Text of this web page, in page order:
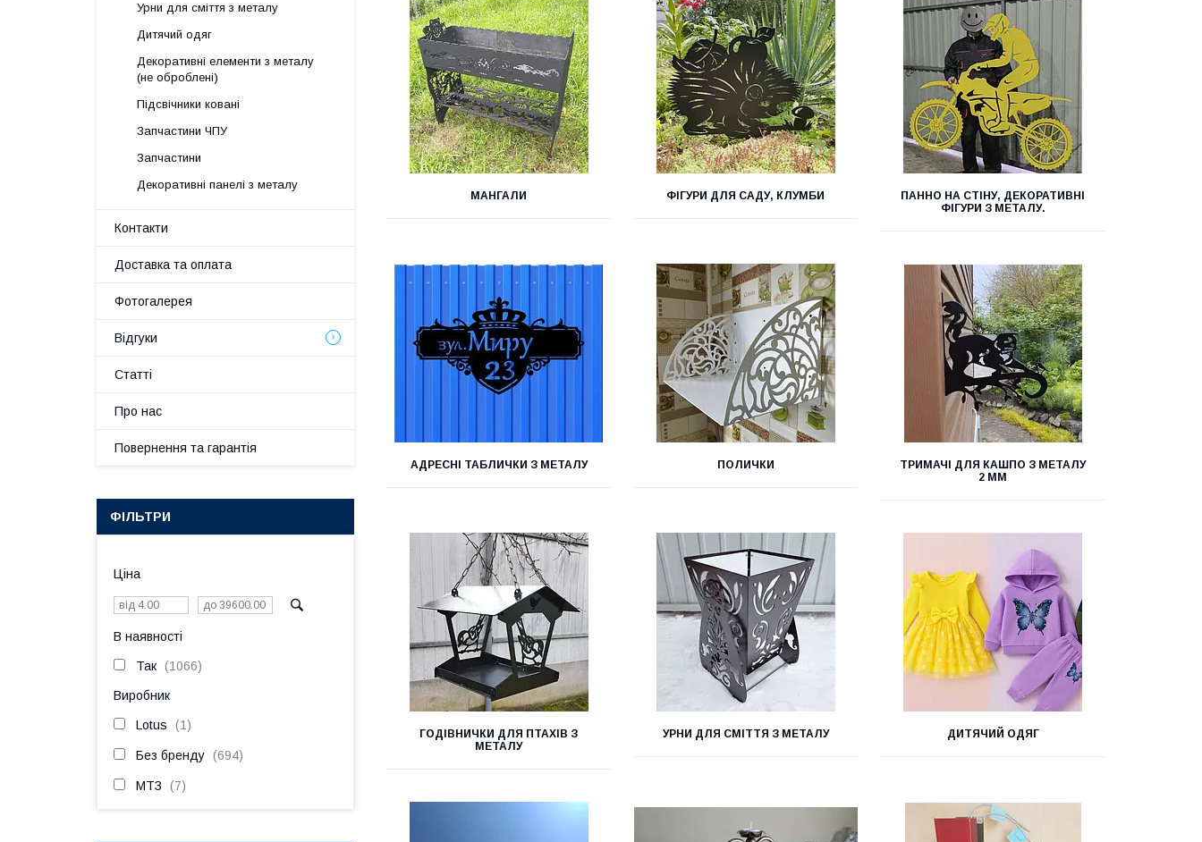
МАНГАЛИ ФІГУРИ ДЛЯ САДУ, КЛУМБИ
ПАННО НА СТІНУ, ДЕКОРАТИВНІ
ФІГУРИ З МЕТАЛУ.
АДРЕСНІ ТАБЛИЧКИ З МЕТАЛУ ПОЛИЧКИ
ТРИМАЧІ ДЛЯ КАШПО З МЕТАЛУ
2 ММ
ГОДІВНИЧКИ ДЛЯ ПТАХІВ З
МЕТАЛУ
УРНИ ДЛЯ СМІТТЯ З МЕТАЛУ ДИТЯЧИЙ ОДЯГ
Урни для сміття з металу
Дитячий одяг
Декоративні елементи з металу
(не оброблені)
Підсвічники ковані
Запчастини ЧПУ
Запчастини
Декоративні панелі з металу
Контакти
Доставка та оплата
Фотогалерея
Відгуки
Статті
Про нас
Повернення та гарантія
ФІЛЬТРИ
Ціна
В наявності
Так 1066
Виробник
Lotus 1
Без бренду 694
МТЗ 7